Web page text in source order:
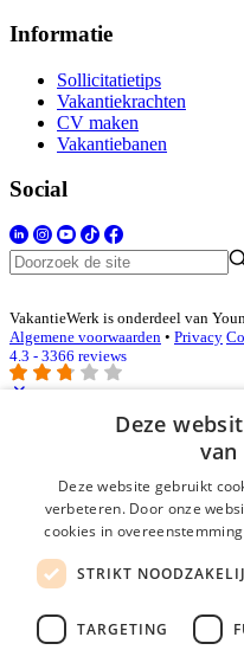
Informatie
Sollicitatietips
Vakantiekrachten
CV maken
Vakantiebanen
Social
VakantieWerk is onderdeel van
Algemene voorwaarden • Privacy
4.3 - 3366 reviews
Inloggen als bedrijf
E-mail*
Wachtwoord
login gegevens onthouden
login
Deze
van
Deze website gebruikt
verbeteren. Door onze
cookies in
STRIKT
TARGETING